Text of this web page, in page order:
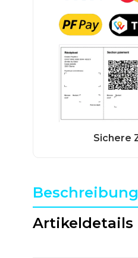
Beschreibung
Artikeldetails